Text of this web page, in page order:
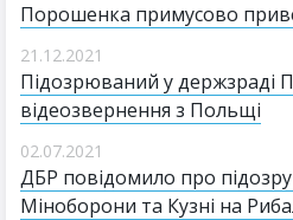
Порошенка примусово
21.12.2021
Підозрюваний у держзраді
відеозвернення з Польщі
02.07.2021
ДБР повідомило про
Міноборони та Кузні на